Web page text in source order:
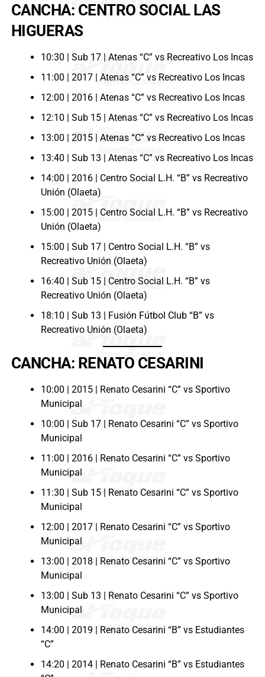
CANCHA: CENTRO SOCIAL LAS
HIGUERAS
10:30 | Sub 17 | Atenas “C” vs Recreativo Los Incas
11:00 | 2017 | Atenas “C” vs Recreativo Los Incas
12:00 | 2016 | Atenas “C” vs Recreativo Los Incas
12:10 | Sub 15 | Atenas “C” vs Recreativo Los Incas
13:00 | 2015 | Atenas “C” vs Recreativo Los Incas
13:40 | Sub 13 | Atenas “C” vs Recreativo Los Incas
14:00 | 2016 | Centro Social L.H. “B” vs Recreativo
Unión (Olaeta)
15:00 | 2015 | Centro Social L.H. “B” vs Recreativo
Unión (Olaeta)
15:00 | Sub 17 | Centro Social L.H. “B” vs
Recreativo Unión (Olaeta)
16:40 | Sub 15 | Centro Social L.H. “B” vs
Recreativo Unión (Olaeta)
18:10 | Sub 13 | Fusión Fútbol Club “B” vs
Recreativo Unión (Olaeta)
CANCHA: RENATO CESARINI
10:00 | 2015 | Renato Cesarini “C” vs Sportivo
Municipal
10:00 | Sub 17 | Renato Cesarini “C” vs Sportivo
Municipal
11:00 | 2016 | Renato Cesarini “C” vs Sportivo
Municipal
11:30 | Sub 15 | Renato Cesarini “C” vs Sportivo
Municipal
12:00 | 2017 | Renato Cesarini “C” vs Sportivo
Municipal
13:00 | 2018 | Renato Cesarini “C” vs Sportivo
Municipal
13:00 | Sub 13 | Renato Cesarini “C” vs Sportivo
Municipal
14:00 | 2019 | Renato Cesarini “B” vs Estudiantes
“C”
14:20 | 2014 | Renato Cesarini “B” vs Estudiantes